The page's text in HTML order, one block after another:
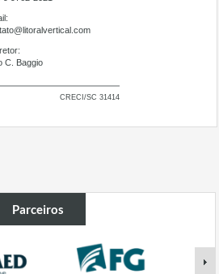
C. Baggio
CRECI/SC 31414
Parceiros